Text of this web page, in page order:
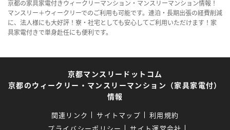
京都の家具家電付きウィークリーマンション・マンスリーマンション情報！
マンスリー＋ウィークリーでのご利用も可能です。連泊・長期出張の経費削減
に、法人様にも大好評！寮・社宅としても安心してご利用いただけます！家
具家電付きで単身赴任にも便利です。
京都マンスリードットコム
京都のウィークリー・マンスリーマンション（家具家電付）
情報
関連リンク サイトマップ
利用規約